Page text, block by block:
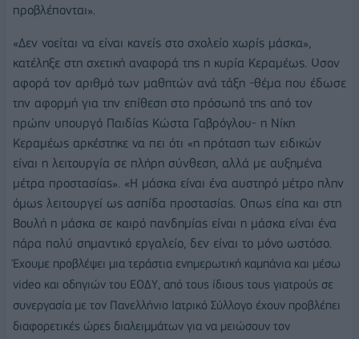
προβλέπονται».
«Δεν νοείται να είναι κανείς στο σχολείο χωρίς μάσκα»,
κατέληξε στη σχετική αναφορά της η κυρία Κεραμέως. Οσον
αφορά τον αριθμό των μαθητών ανά τάξη -θέμα που έδωσε
την αφορμή για την επίθεση στο πρόσωπό της από τον
πρώην υπουργό Παιδίας Κώστα Γαβρόγλου- η Νίκη
Κεραμέως αρκέστηκε να πει ότι «η πρόταση των ειδικών
είναι η λειτουργία σε πλήρη σύνθεση, αλλά με αυξημένα
μέτρα προστασίας». «Η μάσκα είναι ένα αυστηρό μέτρο πλην
όμως λειτουργεί ως ασπίδα προστασίας. Oπως είπα και στη
Βουλή η μάσκα σε καιρό πανδημίας είναι η μάσκα είναι ένα
πάρα πολύ σημαντικό εργαλείο, δεν είναι το μόνο ωστόσο.
Έχουμε προβλέψει μια τεράστια ενημερωτική καμπάνια και μέσω
video και οδηγιών του ΕΟΔΥ, από τους ίδιους τους γιατρούς σε
συνεργασία με τον Πανελλήνιο Ιατρικό Σύλλογο έχουν προβλέπει
διαφορετικές ώρες διαλειμμάτων για να μειώσουν τον